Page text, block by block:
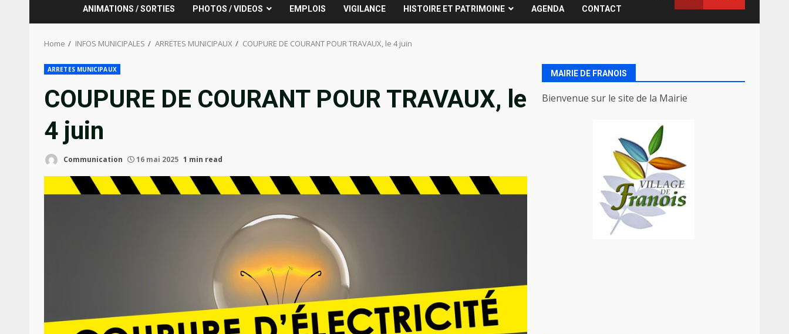
ANIMATIONS / SORTIES PHOTOS / VIDEOS EMPLOIS VIGILANCE HISTOIRE ET PATRIMOINE AGENDA CONTACT
Home INFOS MUNICIPALES ARRETES MUNICIPAUX COUPURE DE COURANT POUR TRAVAUX, le 4 juin
ARRETES MUNICIPAUX
COUPURE DE COURANT POUR TRAVAUX, le
4 juin
Communication 16 mai 2025 1 min read
MAIRIE DE FRANOIS
Bienvenue sur le site de la Mairie